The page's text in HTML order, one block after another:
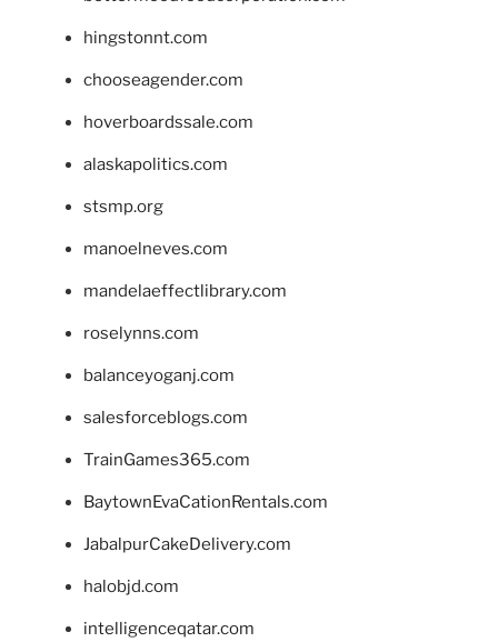
hingstonnt.com
chooseagender.com
hoverboardssale.com
alaskapolitics.com
stsmp.org
manoelneves.com
mandelaeffectlibrary.com
roselynns.com
balanceyoganj.com
salesforceblogs.com
TrainGames365.com
BaytownEvaCationRentals.com
JabalpurCakeDelivery.com
halobjd.com
intelligenceqatar.com